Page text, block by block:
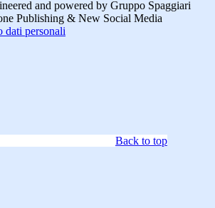
and powered by Gruppo Spaggiari
Publishing & New Social Media
dati personali
Back to top